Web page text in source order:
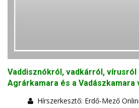
Vaddisznókról, vadkárról,
Agrárkamara és a Vadászkamara
Hírszerkesztő: Erdő-Mező